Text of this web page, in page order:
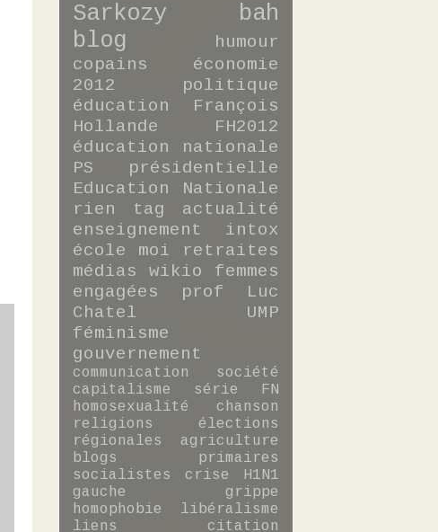
Sarkozy
bah
blog
humour
copains
économie
2012
politique
éducation
François
Hollande
FH2012
éducation nationale
PS
présidentielle
Education Nationale
rien
tag
actualité
enseignement
intox
école
moi
retraites
médias
wikio
femmes
engagées
prof
Luc
Chatel
UMP
féminisme
gouvernement
communication
société
capitalisme
série
FN
homosexualité
chanson
religions
élections
régionales
agriculture
blogs
primaires
socialistes
crise
H1N1
gauche
grippe
homophobie
libéralisme
liens
citation